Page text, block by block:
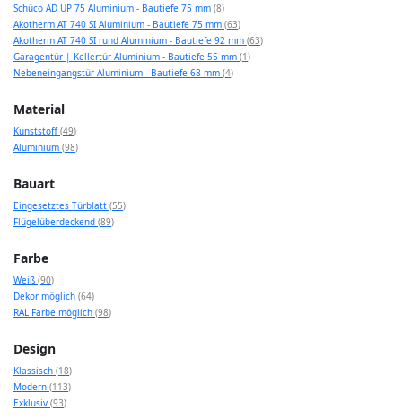
Schüco AD UP 75 Aluminium - Bautiefe 75 mm 8Artikel
Akotherm AT 740 SI Aluminium - Bautiefe 75 mm 63Artikel
Akotherm AT 740 SI rund Aluminium - Bautiefe 92 mm 63Artikel
Garagentür | Kellertür Aluminium - Bautiefe 55 mm 1Artikel
Nebeneingangstür Aluminium - Bautiefe 68 mm 4Artikel
Material
Kunststoff 49Artikel
Aluminium 98Artikel
Bauart
Eingesetztes Türblatt 55Artikel
Flügelüberdeckend 89Artikel
Farbe
Weiß 90Artikel
Dekor möglich 64Artikel
RAL Farbe möglich 98Artikel
Design
Klassisch 18Artikel
Modern 113Artikel
Exklusiv 93Artikel